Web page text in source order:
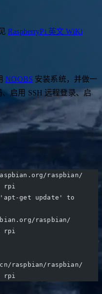
NOOBS安装系统，并做一
启用 SSH 远程登录、启
raspbian/
rpi
'apt-get update' to
raspbian/
raspbian/raspbian/